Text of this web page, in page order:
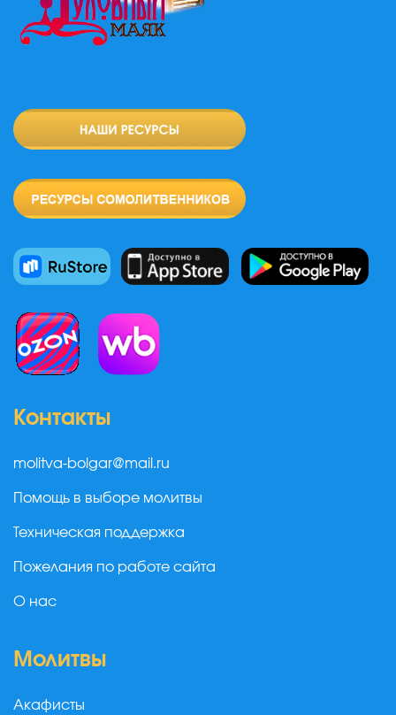
Контакты
molitva-bolgar@mail.ru
Помощь в выборе молитвы
Техническая поддержка
Пожелания по работе сайта
О нас
Молитвы
Акафисты